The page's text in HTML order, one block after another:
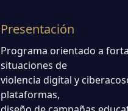
Presentación
Programa orientado a
situaciones de
violencia digital y
plataformas,